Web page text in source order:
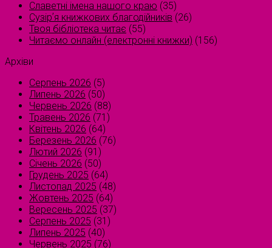
Славетні імена нашого краю (35)
Сузірʼя книжкових благодійників (26)
Твоя бібліотека читає (55)
Читаємо онлайн (електронні книжки) (156)
Архіви
Серпень 2026 (5)
Липень 2026 (50)
Червень 2026 (88)
Травень 2026 (71)
Квітень 2026 (64)
Березень 2026 (76)
Лютий 2026 (91)
Січень 2026 (50)
Грудень 2025 (64)
Листопад 2025 (48)
Жовтень 2025 (64)
Вересень 2025 (37)
Серпень 2025 (31)
Липень 2025 (40)
Червень 2025 (76)